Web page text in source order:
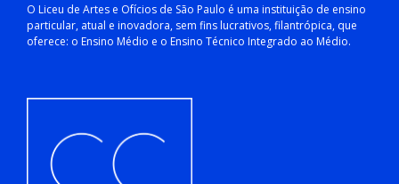
O Liceu de Artes e Ofícios de São Paulo é uma instituição de ensino
particular, atual e inovadora, sem fins lucrativos, filantrópica, que
oferece: o Ensino Médio e o Ensino Técnico Integrado ao Médio.